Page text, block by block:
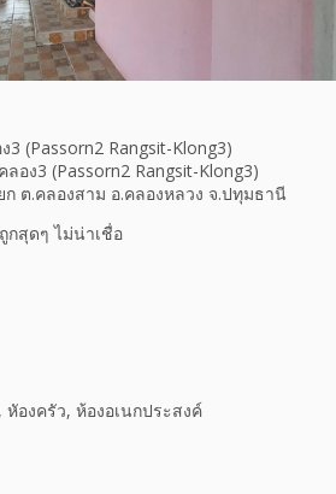
(Passorn2 Rangsit-Klong3)
อง3 (Passorn2 Rangsit-Klong3)
ต.คลองสาม อ.คลองหลวง จ.ปทุมธานี
กสุดๆ ไม่น่าเชื่อ
องครัว, ห้องอเนกประสงค์